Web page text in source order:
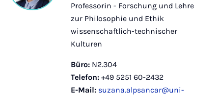
Professorin - Forschung und Lehre
zur Philosophie und Ethik
wissenschaftlich-technischer
Kulturen
Büro: N2.304
Telefon: +49 5251 60-2432
E-Mail: suzana.alpsancar@uni-